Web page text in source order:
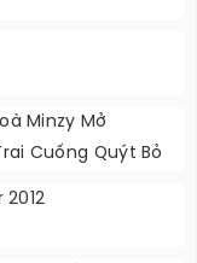
Minzy Mở
Cuống Quýt Bỏ
2012